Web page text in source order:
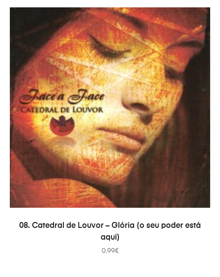
ADICIONAR
08. Catedral de Louvor – Glória (o seu poder está
aqui)
0.99€